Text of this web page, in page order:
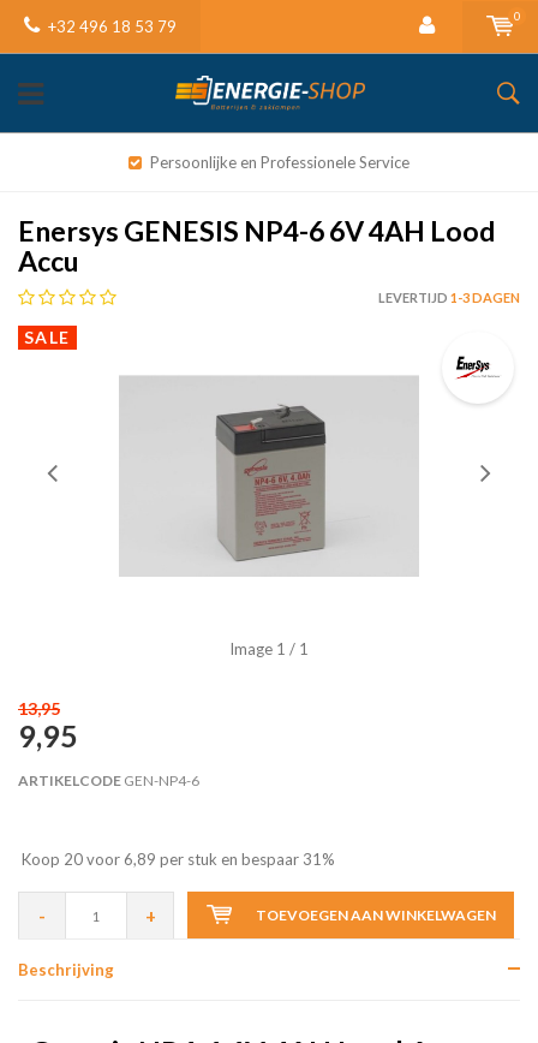
+32 496 18 53 79
0
Persoonlijke en Professionele Service
Enersys GENESIS NP4-6 6V 4AH Lood
Accu
LEVERTIJD 1-3 DAGEN
SALE
Image 1 / 1
13,95
9,95
ARTIKELCODE GEN-NP4-6
Koop 20 voor 6,89 per stuk en bespaar 31%
- + TOEVOEGEN AAN WINKELWAGEN
Beschrijving